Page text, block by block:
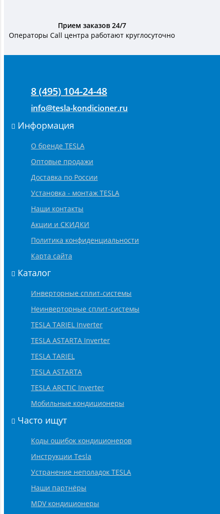
Прием заказов 24/7
Операторы Call центра работают круглосуточно
8 (495) 104-24-48
info@tesla-kondicioner.ru
Информация
О бренде TESLA
Оптовые продажи
Доставка по России
Установка - монтаж TESLA
Наши контакты
Акции и СКИДКИ
Политика конфиденциальности
Карта сайта
Каталог
Инверторные сплит-системы
Неинверторные сплит-системы
TESLA TARIEL Inverter
TESLA ASTARTA Inverter
TESLA TARIEL
TESLA ASTARTA
TESLA ARCTIC Inverter
Мобильные кондиционеры
Часто ищут
Коды ошибок кондиционеров
Инструкции Tesla
Устранение неполадок TESLA
Наши партнёры
MDV кондиционеры